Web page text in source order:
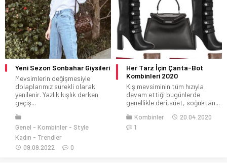
Her Tarz İçin Çanta-Bot
Kombinleri 2020
Kış mevsiminin tüm hızıyla
devam ettiği bugünlerde
genellikle deri,süet, soğuktan...
1
Günlük Bayan Sonbahar
Kombinleri 2020
Günlük Bayan Sonbahar
Kombinleri Çok Şık! Yaz ayları
bitip eylül...
Kombinler
03.09.2016
0